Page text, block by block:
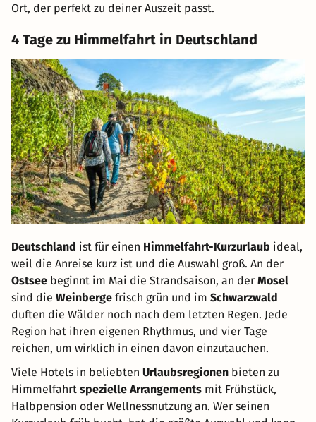
Ort, der perfekt zu deiner Auszeit passt.
4 Tage zu Himmelfahrt in Deutschland
Deutschland ist für einen Himmelfahrt-Kurzurlaub ideal,
weil die Anreise kurz ist und die Auswahl groß. An der
Ostsee beginnt im Mai die Strandsaison, an der Mosel
sind die Weinberge frisch grün und im Schwarzwald
duften die Wälder noch nach dem letzten Regen. Jede
Region hat ihren eigenen Rhythmus, und vier Tage
reichen, um wirklich in einen davon einzutauchen.
Viele Hotels in beliebten Urlaubsregionen bieten zu
Himmelfahrt spezielle Arrangements mit Frühstück,
Halbpension oder Wellnessnutzung an. Wer seinen